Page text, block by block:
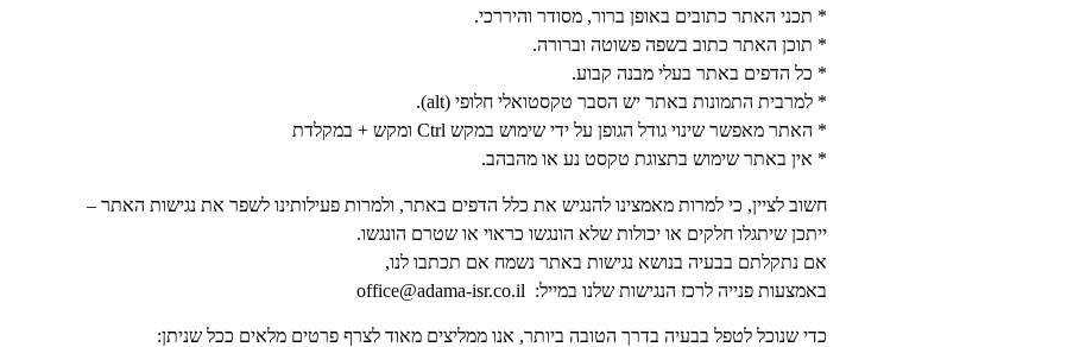
* תכני האתר כתובים באופן ברור, מסודר והיררכי.
* תוכן האתר כתוב בשפה פשוטה וברורה.
* כל הדפים באתר בעלי מבנה קבוע.
* למרבית התמונות באתר יש הסבר טקסטואלי חלופי (alt).
* האתר מאפשר שינוי גודל הגופן על ידי שימוש במקש Ctrl ומקש + במקלדת
* אין באתר שימוש בתצוגת טקסט נע או מהבהב.
חשוב לציין, כי למרות מאמצינו להנגיש את כלל הדפים באתר, ולמרות פעילותינו לשפר את נגישות האתר –
ייתכן שיתגלו חלקים או יכולות שלא הונגשו כראוי או שטרם הונגשו.
אם נתקלתם בבעיה בנושא נגישות באתר נשמח אם תכתבו לנו,
באמצעות פנייה לרכז הנגישות שלנו במייל: office@adama-isr.co.il
כדי שנוכל לטפל בבעיה בדרך הטובה ביותר, אנו ממליצים מאוד לצרף פרטים מלאים ככל שניתן: